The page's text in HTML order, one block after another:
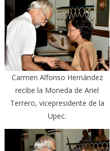
Carmen Alfonso Hernández
recibe la Moneda de Ariel
Terrero, vicepresidente de la
Upec.